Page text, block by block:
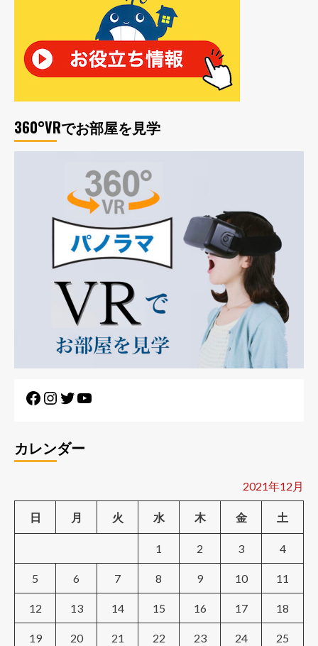
360°VRでお部屋を見学
Facebook
Instagram
Twitter
カレンダー
2021年12月
日 月 火 水 木 金 土
1 2 3 4
5 6 7 8 9 10 11
12 13 14 15 16 17 18
19 20 21 22 23 24 25